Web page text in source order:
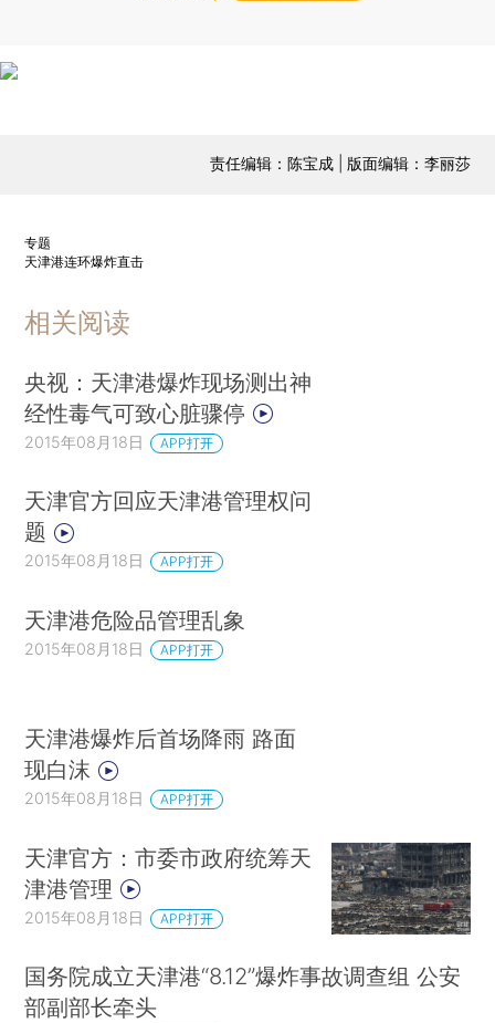
责任编辑：陈宝成 | 版面编辑：李丽莎
专题
天津港连环爆炸直击
相关阅读
央视：天津港爆炸现场测出神
经性毒气可致心脏骤停
2015年08月18日 APP打开
天津官方回应天津港管理权问
题
2015年08月18日 APP打开
天津港危险品管理乱象
2015年08月18日 APP打开
天津港爆炸后首场降雨 路面
现白沫
2015年08月18日 APP打开
天津官方：市委市政府统筹天
津港管理
2015年08月18日 APP打开
国务院成立天津港“8.12”爆炸事故调查组 公安
部副部长牵头